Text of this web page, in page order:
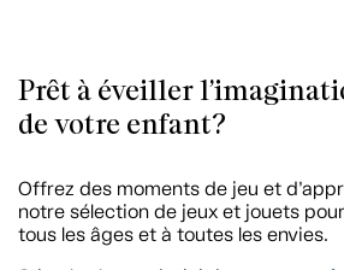
Prêt à éveiller
de votre enfant?
Offrez des moments de jeu et
notre sélection de jeux et jouets
tous les âges et à toutes les envies.